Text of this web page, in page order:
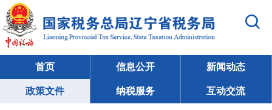
首页 信息公开 新闻动态
政策文件 纳税服务 互动交流